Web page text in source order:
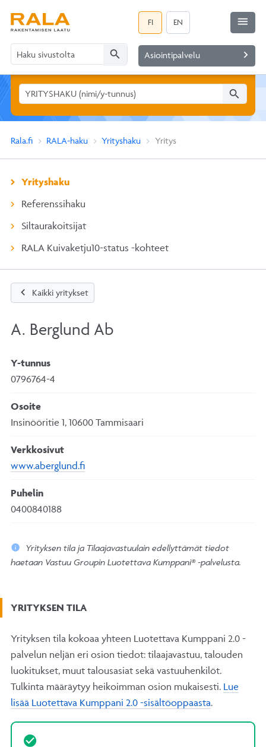
FI EN
search Asiointipalvelu navigate_next
menu
search
Rala.fi RALA-haku Yrityshaku Yritys
Yrityshaku
Referenssihaku
Siltaurakoitsijat
RALA Kuivaketju10-status -kohteet
chevron_left Kaikki yritykset
A. Berglund Ab
Y-tunnus
0796764-4
Osoite
Insinööritie 1, 10600 Tammisaari
Verkkosivut
www.aberglund.fi
Puhelin
0400840188
Yrityksen tila ja Tilaajavastuulain edellyttämät tiedot
haetaan Vastuu Groupin Luotettava Kumppani® -palvelusta.
YRITYKSEN TILA
Yrityksen tila kokoaa yhteen Luotettava Kumppani 2.0 -
palvelun neljän eri osion tiedot: tilaajavastuu, talouden
luokitukset, muut talousasiat sekä vastuuhenkilöt.
Tulkinta määräytyy heikoimman osion mukaisesti. Lue
lisää Luotettava Kumppani 2.0 -sisältöoppaasta.